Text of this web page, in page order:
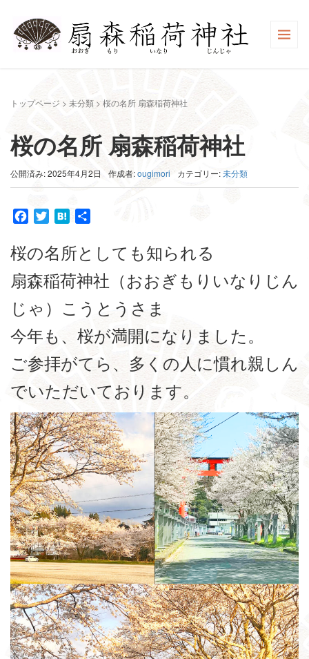
トップページ > 未分類 >桜の名所 扇森稲荷神社
桜の名所 扇森稲荷神社
公開済み: 2025年4月2日 作成者:ougimori カテゴリー:未分類
FacebookTwitterHatena
桜の名所としても知られる
扇森稲荷神社（おおぎもりいなりじん
じゃ）こうとうさま
今年も、桜が満開になりました。
ご参拝がてら、多くの人に慣れ親しん
でいただいております。